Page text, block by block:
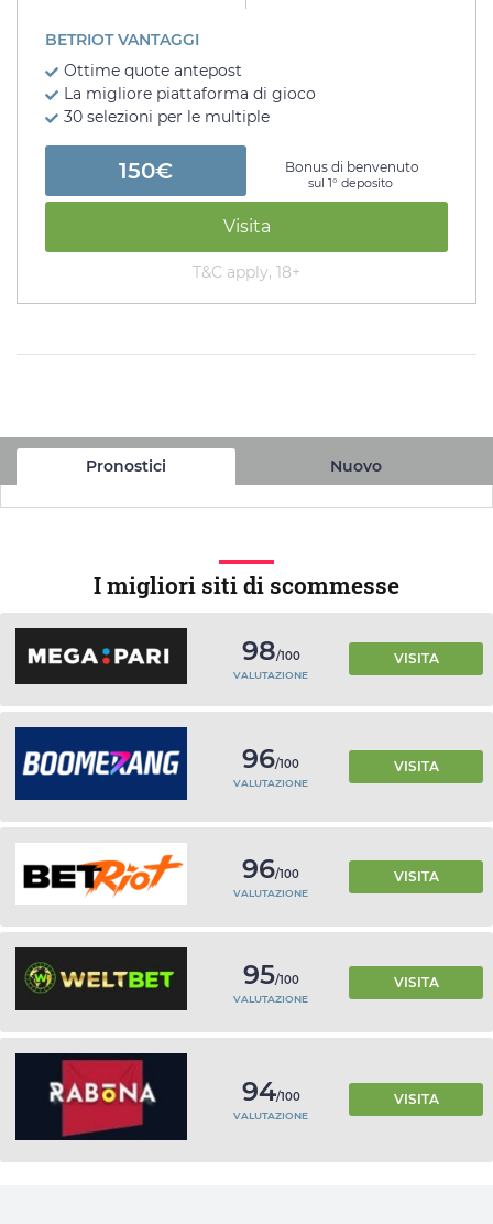
BETRIOT VANTAGGI
Ottime quote antepost
La migliore piattaforma di gioco
30 selezioni per le multiple
150€ Bonus di benvenuto
sul 1° deposito
Visita
T&C apply, 18+
Pronostici Nuovo
I migliori siti di scommesse
98/100
VALUTAZIONE
VISITA
96/100
VALUTAZIONE
VISITA
96/100
VALUTAZIONE
VISITA
95/100
VALUTAZIONE
VISITA
94/100
VALUTAZIONE
VISITA